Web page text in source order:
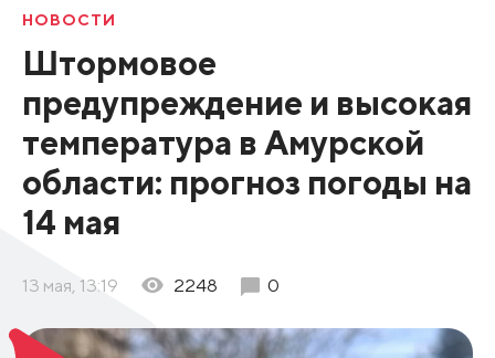
НОВОСТИ
Штормовое
предупреждение и высокая
температура в Амурской
области: прогноз погоды на
14 мая
13 мая, 13:19 2248 0